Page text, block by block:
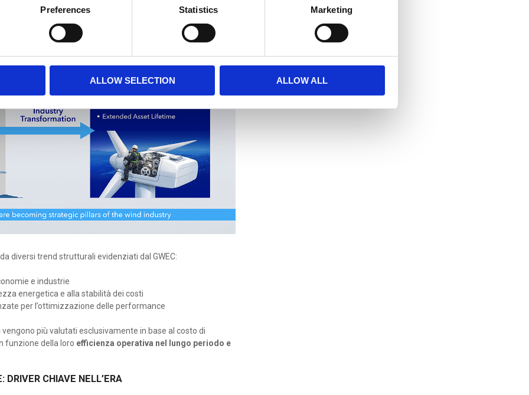
Preferences Statistics Marketing
ALLOW SELECTION ALLOW ALL
diversi trend strutturali evidenziati dal GWEC:
e industrie
energetica e alla stabilità dei costi
per l’ottimizzazione delle performance
più valutati esclusivamente in base al costo di
funzione della loro efficienza operativa nel lungo periodo e
DRIVER CHIAVE NELL’ERA